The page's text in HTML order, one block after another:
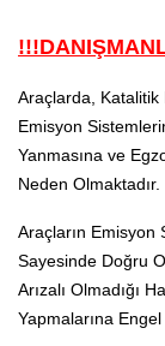
Araçlarda, Katalitik
Emisyon
Yanmasına ve
Neden Olmaktadır.
Araçların Emisyon
Sayesinde Doğru
Arızalı Olmadığı
Yapmalarına Engel